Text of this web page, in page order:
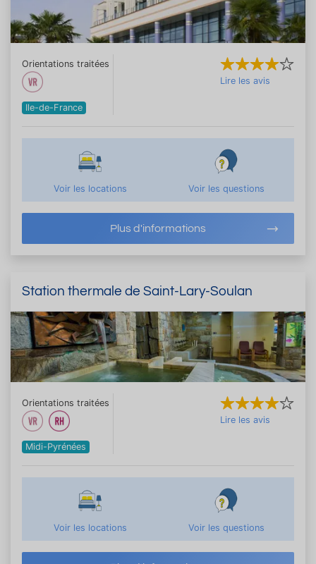
Orientations traitées
Ile-de-France
Lire les avis
Voir les locations Voir les questions
Plus d'informations
Station thermale de Saint-Lary-Soulan
Orientations traitées
Midi-Pyrénées
Lire les avis
Voir les locations Voir les questions